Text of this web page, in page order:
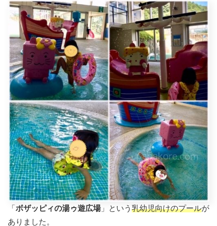
「 ボザッピィの湯ゥ遊広場」という 乳幼児向けのプールが
ありました。